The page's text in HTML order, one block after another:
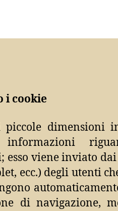
i cookie
dimensioni
informazioni
esso viene inviato
ecc.) degli utenti
di navigazione,